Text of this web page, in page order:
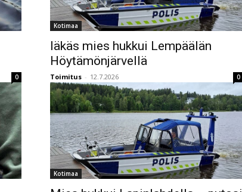
0
Kotimaa
Iäkäs mies hukkui Lempäälän
Höytämönjärvellä
Toimitus - 12.7.2026 0
Kotimaa